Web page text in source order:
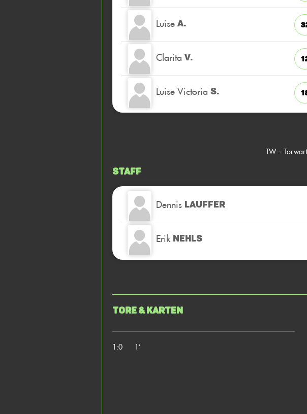
Luise A.
Clarita V.
Luise Victoria S.
TW =
Staff
Dennis LAUFFER
Erik NEHLS
Tore & Karten
1:0
1’